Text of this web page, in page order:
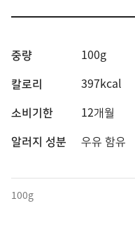
중량
100g
칼로리
397kcal
소비기한
12개월
알러지 성분
우유 함유
100g